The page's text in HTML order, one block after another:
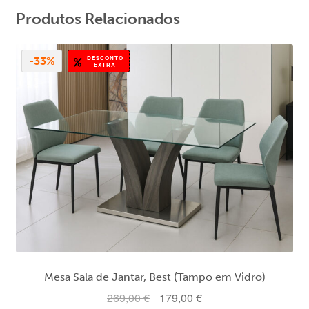
Produtos Relacionados
DESCONTO
EXTRA
Mesa Sala de Jantar, Best (Tampo em Vidro)
-33%
269,00€
O179,00 €O